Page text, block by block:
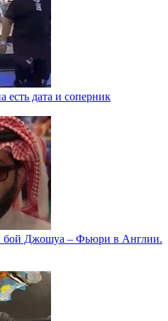
есть дата и соперник
бой Джошуа – Фьюри в Англии.